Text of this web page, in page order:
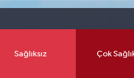
Sağlıksız Çok